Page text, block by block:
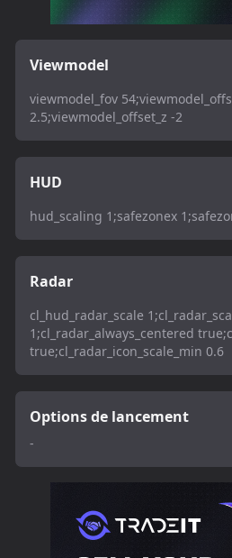
Viewmodel
viewmodel_fov
2.5;viewmodel_offset_z -2
HUD
hud_scaling 1;safezonex
Radar
cl_hud_radar_scale
1;cl_radar_always_centered
true;cl_radar_icon_scale_min 0.6
Options de lancement
-